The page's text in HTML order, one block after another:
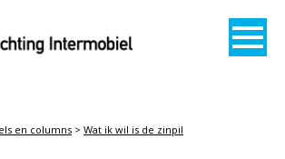
en columns > Wat ik wil is de zinpil